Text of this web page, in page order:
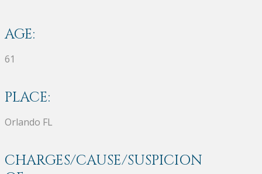
AGE:
61
PLACE:
Orlando FL
CHARGES/CAUSE/SUSPICION